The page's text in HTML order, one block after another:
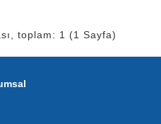
toplam: 1 (1 Sayfa)